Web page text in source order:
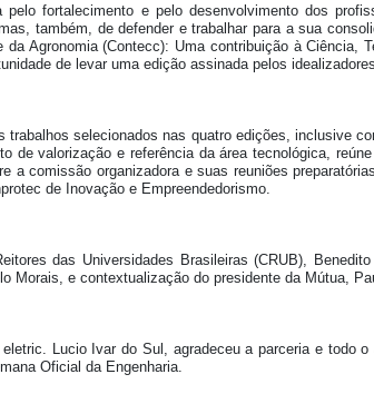
fortalecimento e pelo desenvolvimento dos
também, de defender e trabalhar para a sua
Agronomia (Contecc): Uma contribuição à Ciência,
de levar uma edição assinada pelos idealizadores.
selecionados nas quatro edições, inclusive
de valorização e referência da área tecnológica,
a comissão organizadora e suas reuniões
de Inovação e Empreendedorismo.
das Universidades Brasileiras (CRUB),
Morais, e contextualização do presidente da Mútua,
Lucio Ivar do Sul, agradeceu a parceria e todo
Oficial da Engenharia.